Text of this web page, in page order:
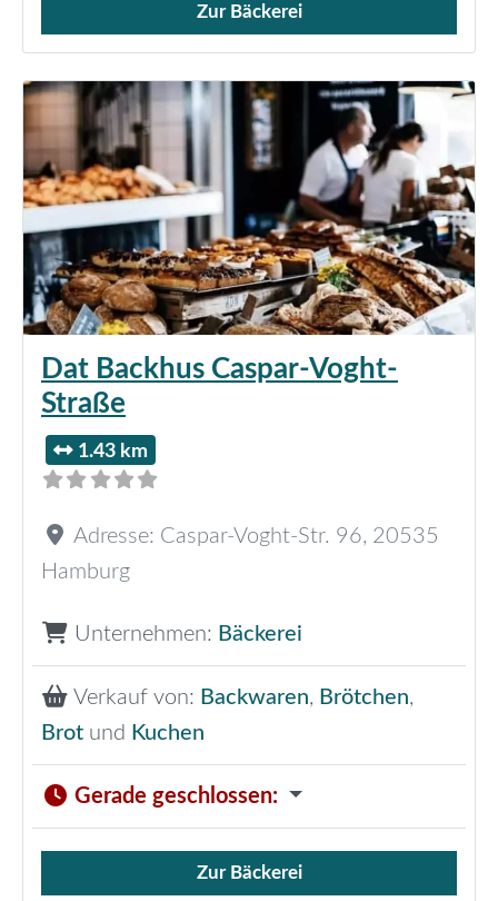
Verkauf von Brötchen,
Zur Bäckerei
Dat Backhus Caspar-Voght-
Straße
1.43 km
Adresse: Caspar-Voght-Str. 96, 20535
Hamburg
Unternehmen: Bäckerei
Verkauf von: Backwaren, Brötchen,
Brot und Kuchen
Gerade geschlossen:
Verkauf von Brötchen,
Zur Bäckerei